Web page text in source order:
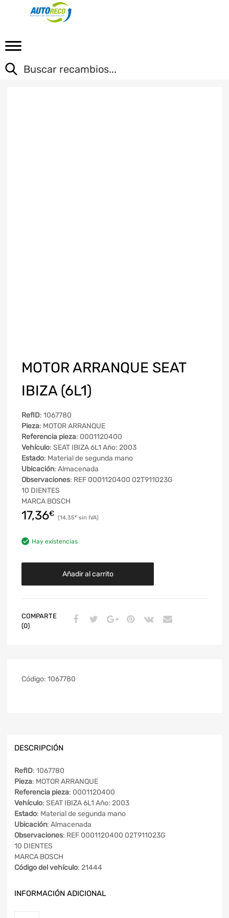
MOTOR ARRANQUE SEAT
IBIZA (6L1)
RefID: 1067780
Pieza: MOTOR ARRANQUE
Referencia pieza: 0001120400
Vehículo: SEAT IBIZA 6L1 Año: 2003
Estado: Material de segunda mano
Ubicación: Almacenada
Observaciones: REF 0001120400 02T911023G
10 DIENTES
MARCA BOSCH
17,36€ 14,35€
Hay existencias
Añadir al carrito
COMPARTE
(0)
Código: 1067780
DESCRIPCIÓN
RefID: 1067780
Pieza: MOTOR ARRANQUE
Referencia pieza: 0001120400
Vehículo: SEAT IBIZA 6L1 Año: 2003
Estado: Material de segunda mano
Ubicación: Almacenada
Observaciones: REF 0001120400 02T911023G
10 DIENTES
MARCA BOSCH
Código del vehículo: 21444
INFORMACIÓN ADICIONAL